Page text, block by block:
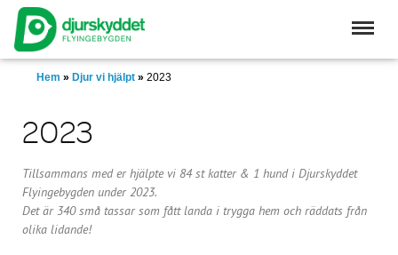
Skip
main
contentHem » Djur vi hjälpt » 2023
2023
Tillsammans med er hjälpte vi 84 st katter & 1 hund i Djurskyddet
Flyingebygden under 2023.
Det är 340 små tassar som fått landa i trygga hem och räddats från
olika lidande!